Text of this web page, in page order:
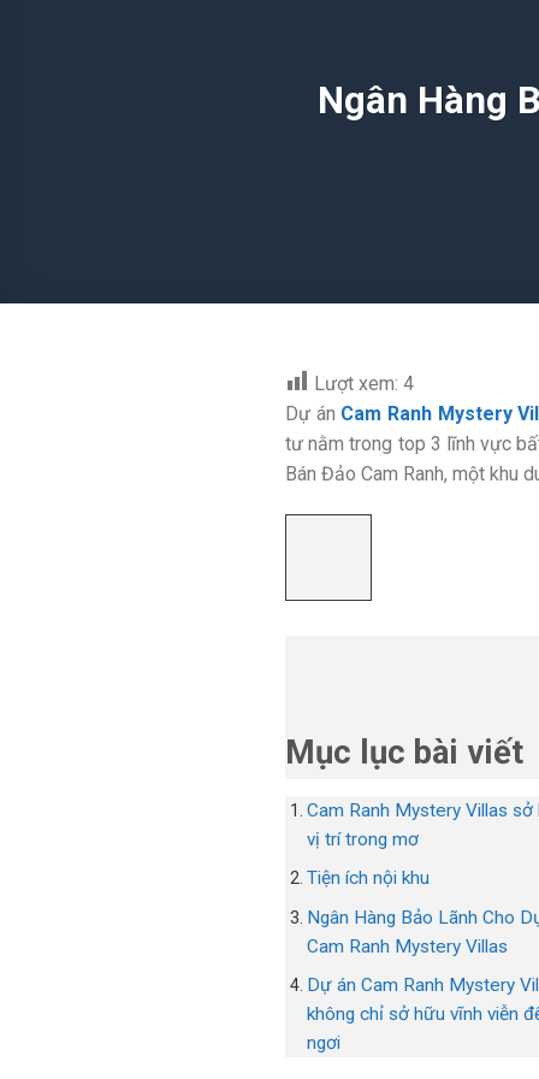
Ngân Hàng
Lượt xem: 4
Dự án Cam Ranh Mystery
tư nằm trong top 3 lĩnh vực
Bán Đảo Cam Ranh, một khu
Mục lục bài viết
Cam Ranh Mystery Villas sở
vị trí trong mơ
Tiện ích nội khu
Ngân Hàng Bảo Lãnh Cho
Cam Ranh Mystery Villas
Dự án Cam Ranh Mystery
không chỉ sở hữu vĩnh viễn
ngơi